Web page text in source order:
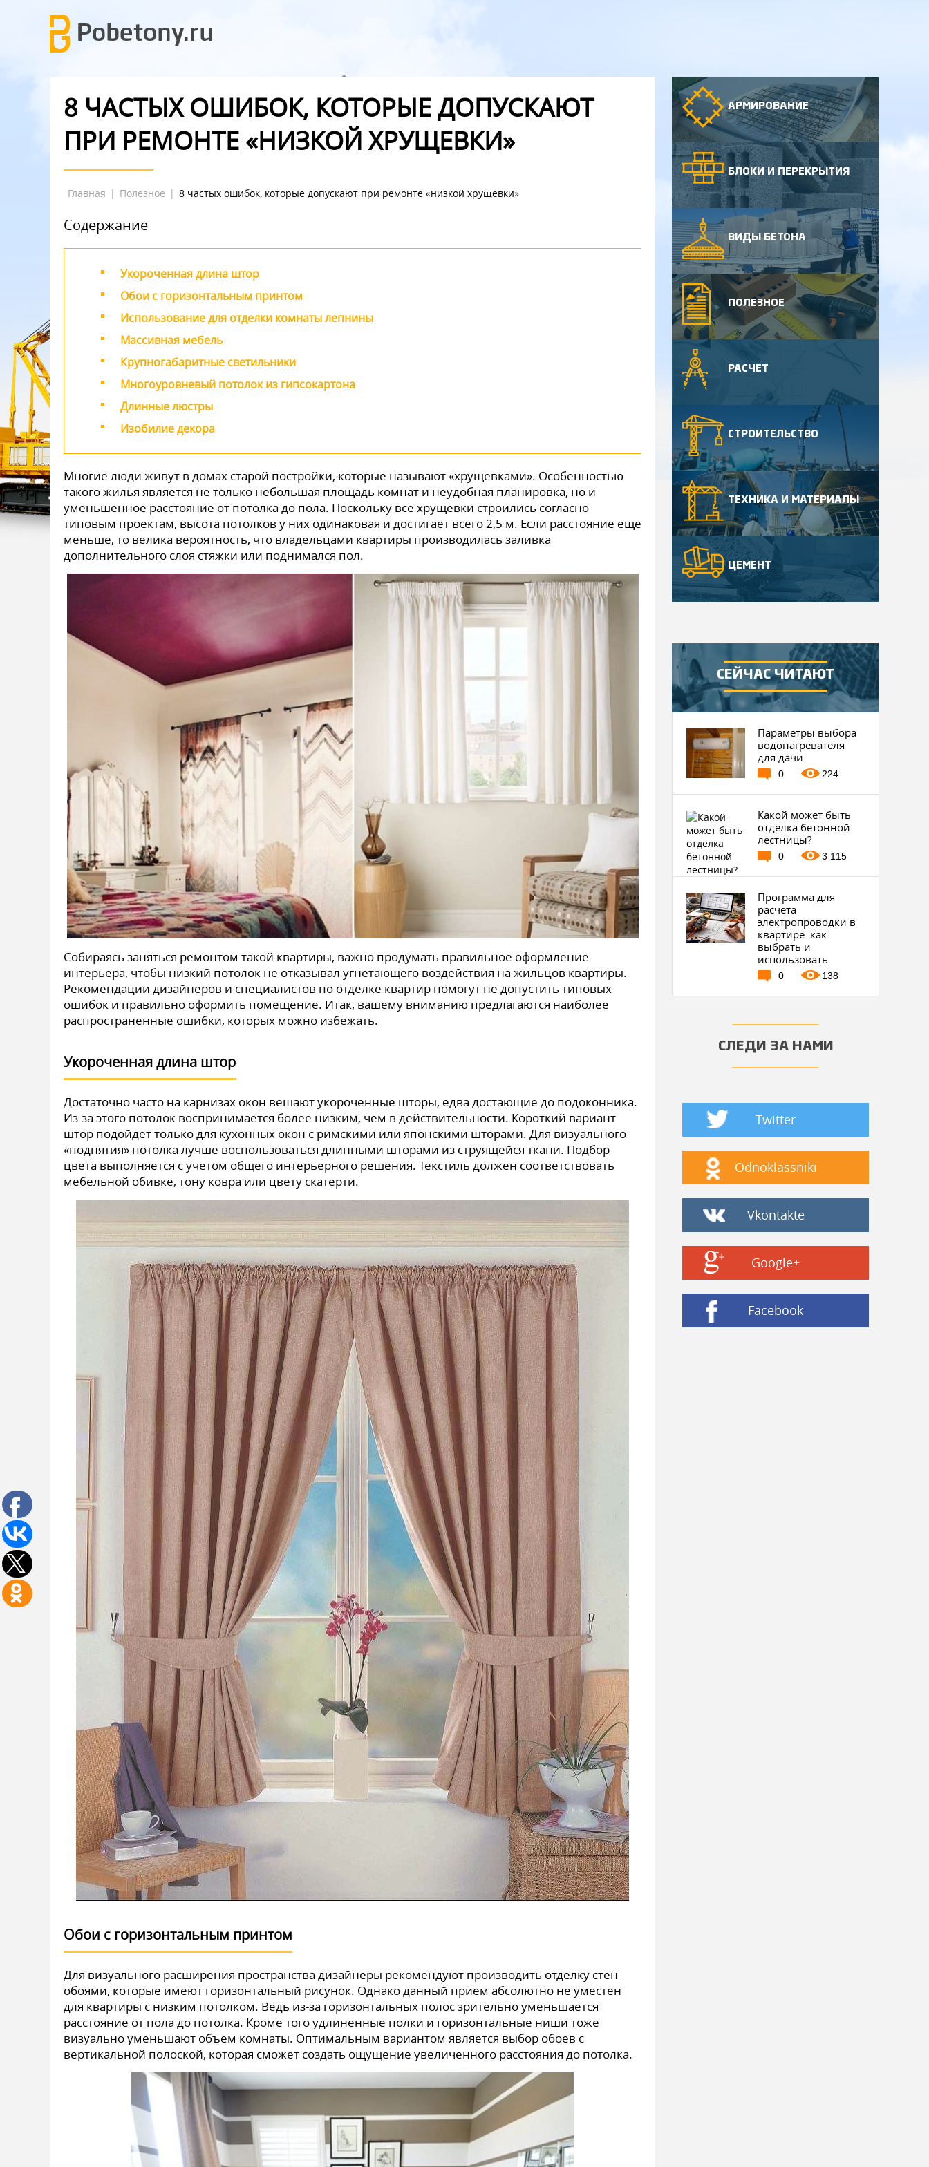
8 ЧАСТЫХ ОШИБОК, КОТОРЫЕ ДОПУСКАЮТ
ПРИ РЕМОНТЕ «НИЗКОЙ ХРУЩЕВКИ»
Главная | Полезное | 8 частых ошибок, которые допускают при ремонте «низкой хрущевки»
Содержание
Укороченная длина штор
Обои с горизонтальным принтом
Использование для отделки комнаты лепнины
Массивная мебель
Крупногабаритные светильники
Многоуровневый потолок из гипсокартона
Длинные люстры
Изобилие декора
Многие люди живут в домах старой постройки, которые называют «хрущевками». Особенностью
такого жилья является не только небольшая площадь комнат и неудобная планировка, но и
уменьшенное расстояние от потолка до пола. Поскольку все хрущевки строились согласно
типовым проектам, высота потолков у них одинаковая и достигает всего 2,5 м. Если расстояние еще
меньше, то велика вероятность, что владельцами квартиры производилась заливка
дополнительного слоя стяжки или поднимался пол.
Собираясь заняться ремонтом такой квартиры, важно продумать правильное оформление
интерьера, чтобы низкий потолок не отказывал угнетающего воздействия на жильцов квартиры.
Рекомендации дизайнеров и специалистов по отделке квартир помогут не допустить типовых
ошибок и правильно оформить помещение. Итак, вашему вниманию предлагаются наиболее
распространенные ошибки, которых можно избежать.
Укороченная длина штор
Достаточно часто на карнизах окон вешают укороченные шторы, едва достающие до подоконника.
Из-за этого потолок воспринимается более низким, чем в действительности. Короткий вариант
штор подойдет только для кухонных окон с римскими или японскими шторами. Для визуального
«поднятия» потолка лучше воспользоваться длинными шторами из струящейся ткани. Подбор
цвета выполняется с учетом общего интерьерного решения. Текстиль должен соответствовать
мебельной обивке, тону ковра или цвету скатерти.
Обои с горизонтальным принтом
Для визуального расширения пространства дизайнеры рекомендуют производить отделку стен
обоями, которые имеют горизонтальный рисунок. Однако данный прием абсолютно не уместен
для квартиры с низким потолком. Ведь из-за горизонтальных полос зрительно уменьшается
расстояние от пола до потолка. Кроме того удлиненные полки и горизонтальные ниши тоже
визуально уменьшают объем комнаты. Оптимальным вариантом является выбор обоев с
вертикальной полоской, которая сможет создать ощущение увеличенного расстояния до потолка.
АРМИРОВАНИЕ
БЛОКИ И ПЕРЕКРЫТИЯ
ВИДЫ БЕТОНА
ПОЛЕЗНОЕ
РАСЧЕТ
СТРОИТЕЛЬСТВО
ТЕХНИКА И МАТЕРИАЛЫ
ЦЕМЕНТ
СЕЙЧАС ЧИТАЮТ
Параметры выбора
водонагревателя
для дачи
0 224
Какой может быть
отделка бетонной
лестницы?
0 3 115
Программа для
расчета
электропроводки в
квартире: как
выбрать и
использовать
0 138
СЛЕДИ ЗА НАМИ
Twitter
Odnoklassniki
Vkontakte
Google+
Facebook